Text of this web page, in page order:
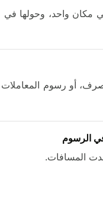
واحد، وحولها في
أو رسوم المعاملات
الرسوم
المسافات.